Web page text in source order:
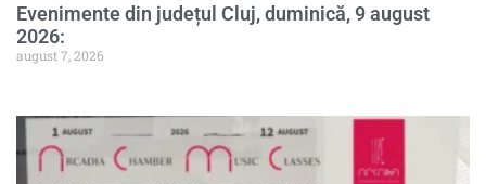
Evenimente din județul Cluj, duminică, 9 august
2026:
august 7, 2026